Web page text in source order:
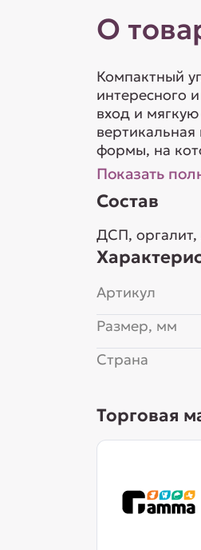
О
Компактный
интересного
вход и
формы, на
Показать
Состав
ДСП, оргалит,
Артикул
Размер, мм
Страна
Торговая